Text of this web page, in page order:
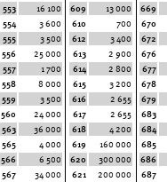
553
16 100
554
3 600
555
3 500
556
25 000
557
1 700
558
8 000
559
3 500
560
24 000
563
36 000
565
4 000
566
6 500
567
34 000
609
13 000
610
700
612
3 400
613
2 900
614
2 800
615
3 200
616
2 655
617
2 655
618
4 200
619
160 000
620
300 000
621
200 000
669
670
672
676
677
678
679
683
684
685
686
687